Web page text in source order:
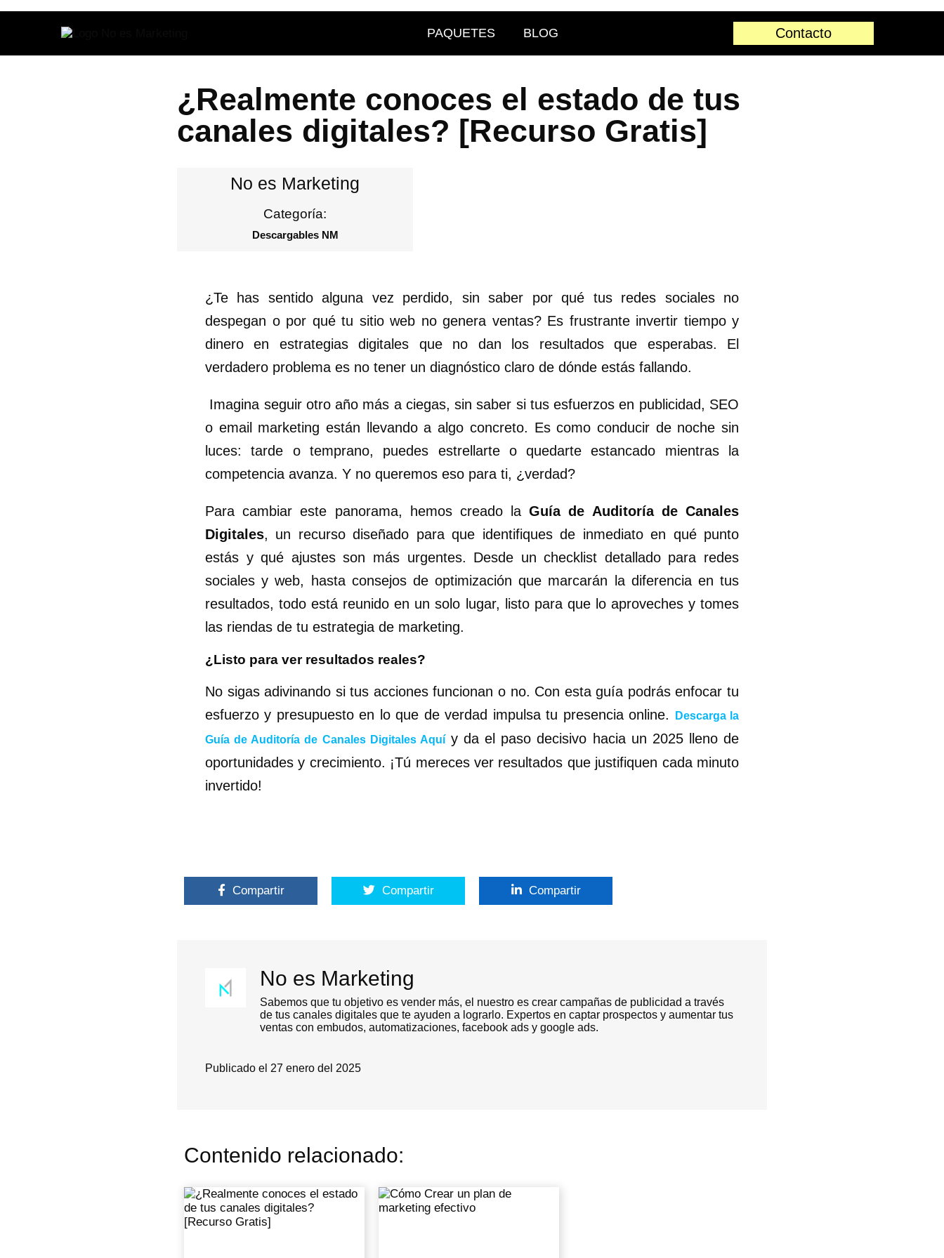
PAQUETES BLOG Contacto
¿Realmente conoces el estado de tus
canales digitales? [Recurso Gratis]
No es Marketing
Categoría:
Descargables NM
¿Te has sentido alguna vez perdido, sin saber por qué tus redes sociales no
despegan o por qué tu sitio web no genera ventas? Es frustrante invertir tiempo y
dinero en estrategias digitales que no dan los resultados que esperabas. El
verdadero problema es no tener un diagnóstico claro de dónde estás fallando.
Imagina seguir otro año más a ciegas, sin saber si tus esfuerzos en publicidad, SEO
o email marketing están llevando a algo concreto. Es como conducir de noche sin
luces: tarde o temprano, puedes estrellarte o quedarte estancado mientras la
competencia avanza. Y no queremos eso para ti, ¿verdad?
Para cambiar este panorama, hemos creado laGuía de Auditoría de Canales
Digitales, un recurso diseñado para que identifiques de inmediato en qué punto
estás y qué ajustes son más urgentes. Desde un checklist detallado para redes
sociales y web, hasta consejos de optimización que marcarán la diferencia en tus
resultados, todo está reunido en un solo lugar, listo para que lo aproveches y tomes
las riendas de tu estrategia de marketing.
¿Listo para ver resultados reales?
No sigas adivinando si tus acciones funcionan o no. Con esta guía podrás enfocar tu
esfuerzo y presupuesto en lo que de verdad impulsa tu presencia online.
Descarga la
Guía de Auditoría de Canales Digitales Aquíy da el paso decisivo hacia un 2025 lleno de
oportunidades y crecimiento. ¡Tú mereces ver resultados que justifiquen cada minuto
invertido!
Compartir Compartir Compartir
No es Marketing
Sabemos que tu objetivo es vender más, el nuestro es crear campañas de publicidad a través
de tus canales digitales que te ayuden a lograrlo. Expertos en captar prospectos y aumentar tus
ventas con embudos, automatizaciones, facebook ads y google ads.
Publicado el 27 enero del 2025
Contenido relacionado: